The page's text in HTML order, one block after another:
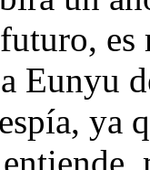
Eunyu
ya